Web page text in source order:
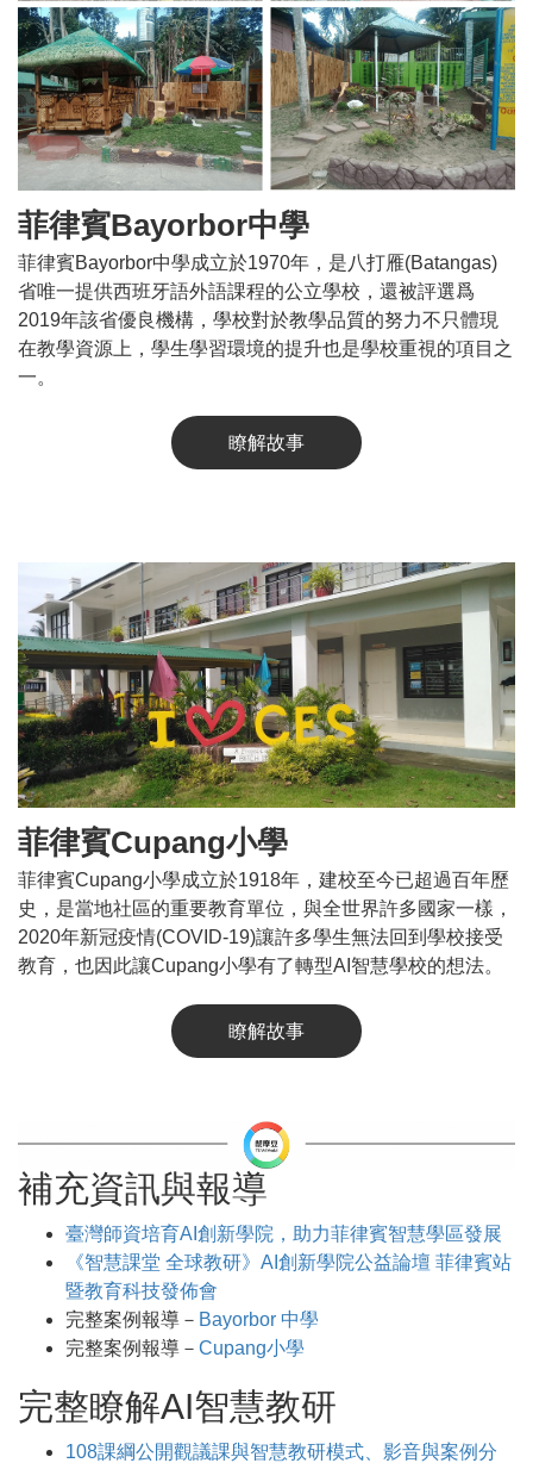
菲律賓Bayorbor中學
菲律賓Bayorbor中學成立於1970年，是八打雁(Batangas)
省唯一提供西班牙語外語課程的公立學校，還被評選爲
2019年該省優良機構，學校對於教學品質的努力不只體現
在教學資源上，學生學習環境的提升也是學校重視的項目之
一。
瞭解故事
菲律賓Cupang小學
菲律賓Cupang小學成立於1918年，建校至今已超過百年歷
史，是當地社區的重要教育單位，與全世界許多國家一樣，
2020年新冠疫情(COVID-19)讓許多學生無法回到學校接受
教育，也因此讓Cupang小學有了轉型AI智慧學校的想法。
瞭解故事
補充資訊與報導
臺灣師資培育AI創新學院，助力菲律賓智慧學區發展
《智慧課堂 全球教研》AI創新學院公益論壇 菲律賓站
暨教育科技發佈會
完整案例報導－ Bayorbor 中學
完整案例報導－ Cupang小學
完整瞭解AI智慧教研
108課綱公開觀議課與智慧教研模式、影音與案例分